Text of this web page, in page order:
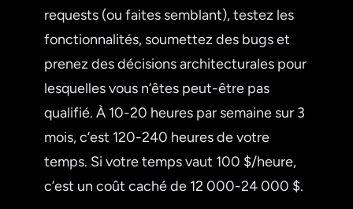
requests (ou faites semblant), testez les
fonctionnalités, soumettez des bugs et
prenez des décisions architecturales pour
lesquelles vous n’êtes peut-être pas
qualifié. À 10-20 heures par semaine sur 3
mois, c’est 120-240 heures de votre
temps. Si votre temps vaut 100 $/heure,
c’est un coût caché de 12 000-24 000 $.